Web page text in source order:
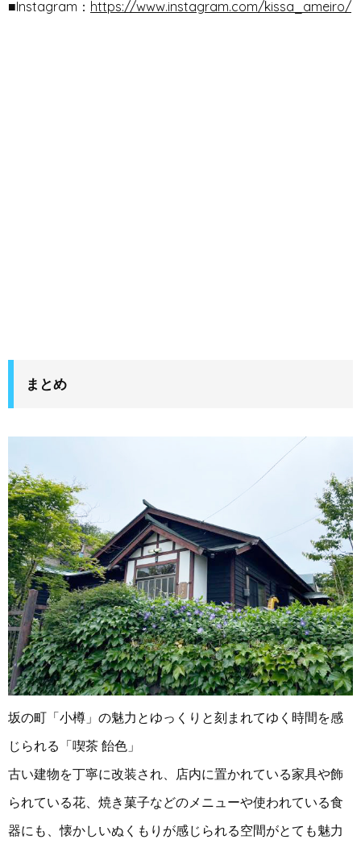
■Instagram： https://www.instagram.com/kissa_ameiro/
まとめ
坂の町「小樽」の魅力とゆっくりと刻まれてゆく時間を感
じられる「喫茶 飴色」
古い建物を丁寧に改装され、店内に置かれている家具や飾
られている花、焼き菓子などのメニューや使われている食
器にも、懐かしいぬくもりが感じられる空間がとても魅力